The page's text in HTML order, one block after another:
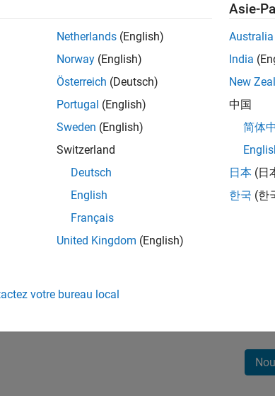
pas toutes été traduites. Effectuez une recherche
Engineer
la qualité | Expérimenté(e)
skills to design and develop test
on testing for Polyspace.
Rejoignez
Recevez des alertes
personnalisées,
Netherlands (English)
Norway (English)
Österreich (Deutsch)
Portugal (English)
Sweden (English)
Switzerland
Deutsch
English
Français
United Kingdom (English)
Asie-
Australia
India
New
中国
简体
日本 (日
한국 (한
votre bureau local